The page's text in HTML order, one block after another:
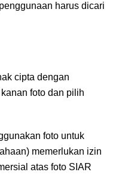
harus dicari
cipta dengan
foto dan pilih
foto untuk
memerlukan izin
atas foto SIAR